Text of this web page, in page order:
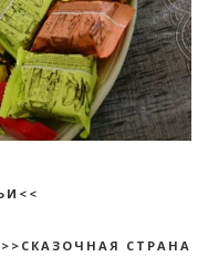
>>СКАЗОЧНАЯ СТРАНА